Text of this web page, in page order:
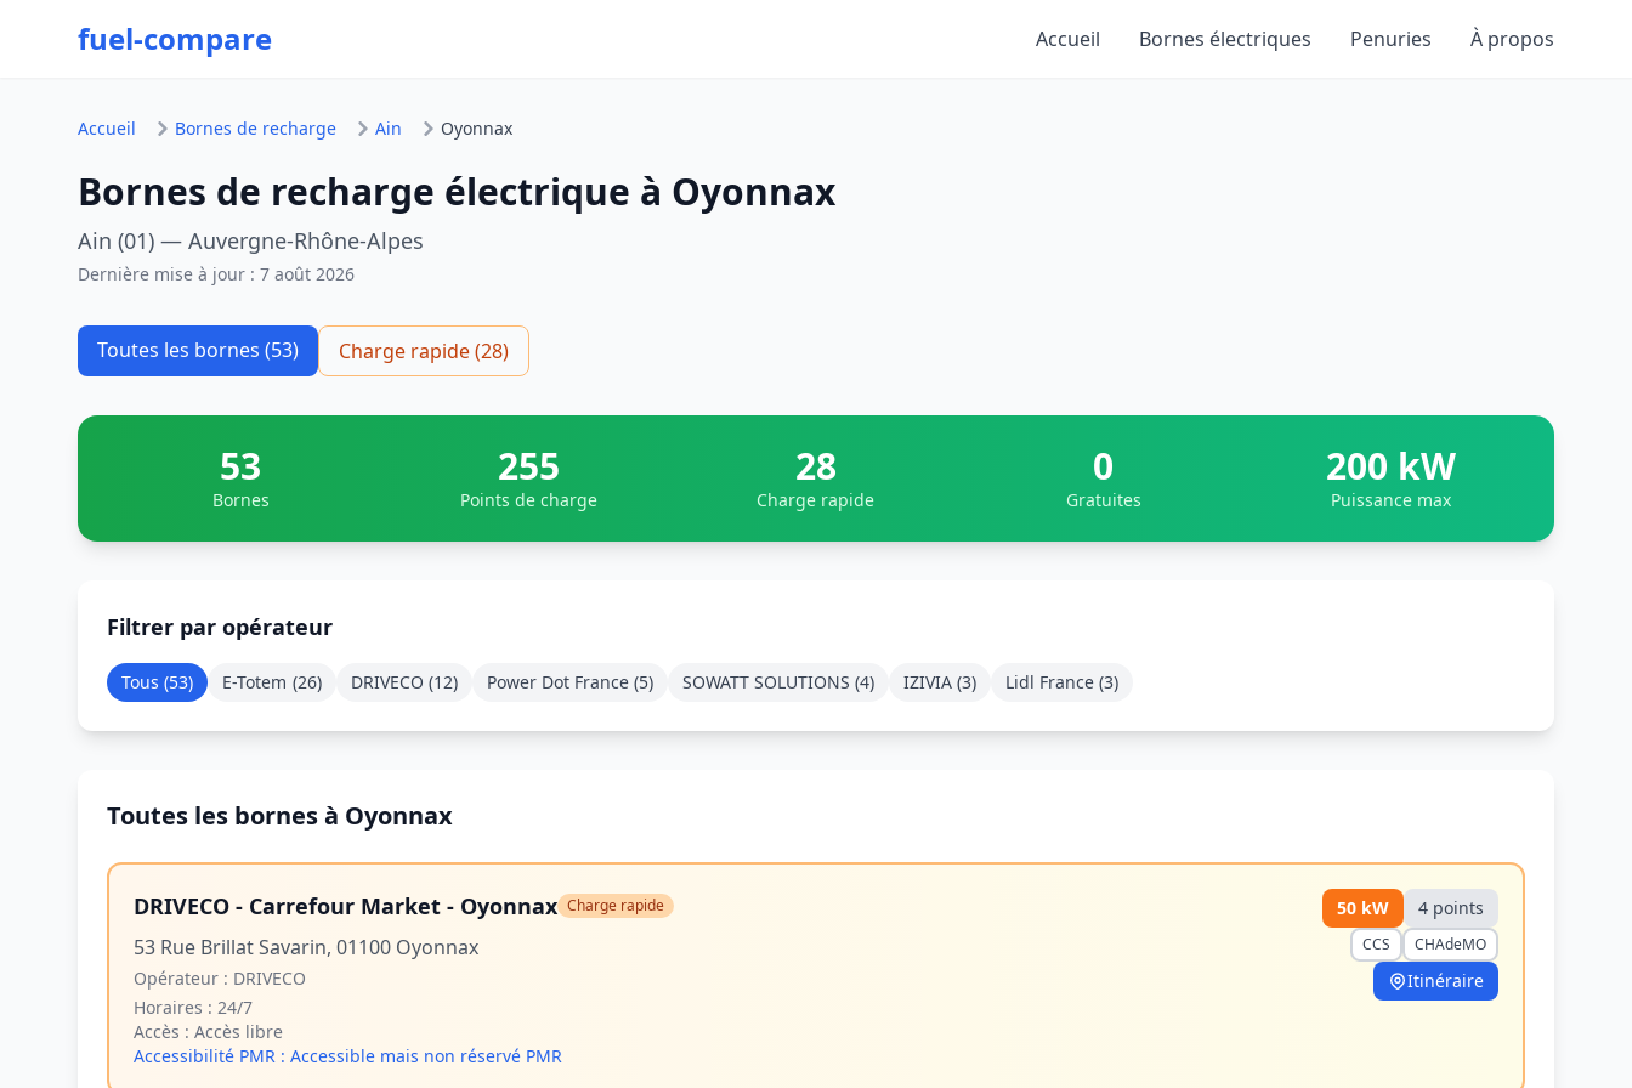
fuel-compare Accueil Bornes électriques Penuries À propos
Accueil Bornes de recharge Ain Oyonnax
Bornes de recharge électrique à Oyonnax
Ain (01) — Auvergne-Rhône-Alpes
Dernière mise à jour : 7 août 2026
Toutes les bornes (53) Charge rapide (28)
53
Bornes
255
Points de charge
28
Charge rapide
0
Gratuites
200 kW
Puissance max
Filtrer par opérateur
Tous (53) E-Totem (26) DRIVECO (12) Power Dot France (5) SOWATT SOLUTIONS (4) IZIVIA (3) Lidl France (3)
Toutes les bornes à Oyonnax
DRIVECO - Carrefour Market - Oyonnax Charge rapide
53 Rue Brillat Savarin, 01100 Oyonnax
Opérateur : DRIVECO
Horaires : 24/7
Accès : Accès libre
Accessibilité PMR : Accessible mais non réservé PMR
50 kW 4 points
CCS CHAdeMO
Itinéraire